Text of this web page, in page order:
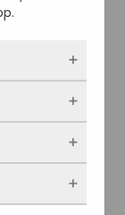
houten
vloer
en
worden
browser
site
Zo
gegevens.